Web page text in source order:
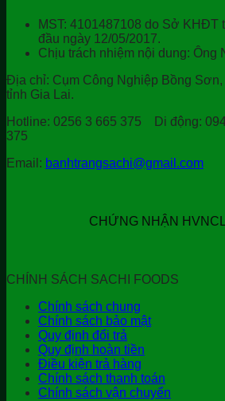
MST: 4101487108 do Sở KHĐT
đầu ngày 12/05/2017.
Chịu trách nhiệm nội dung: Ông
Địa chỉ: Cụm Công Nghiệp Bồng
tỉnh Gia Lai.
Hotline: 0256 3 665 375 Di động:
375
Email: banhtrangsachi@gmail.com
CHỨNG NHẬN
CHÍNH SÁCH SACHI FOODS
Chính sách chung
Chính sách bảo mật
Quy định đổi trả
Quy định hoàn tiền
Điều kiện trả hàng
Chính sách thanh toán
Chính sách vận chuyển